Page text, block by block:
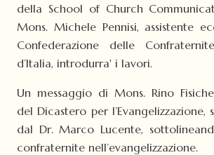
della School of Church
Mons. Michele Pennisi, assistente
Confederazione delle
d’Italia, introdurra' i lavori.
Un messaggio di Mons. Rino
del Dicastero per
dal Dr. Marco Lucente,
confraternite nell’evangelizzazione.